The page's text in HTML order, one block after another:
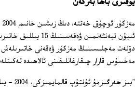
ئىيۇن تيەنئەنمىن
دۆلەت مەجلىسىنىڭ مەزكۇر ۋەقەنى
مەخسۇس قارار چىقارغانلىقىنى ئالاھىدە